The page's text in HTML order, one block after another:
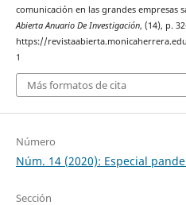
comunicación en las grandes empresas
Abierta Anuario De Investigación, (14), p.
https://
1
Más formatos de cita
Número
Núm. 14 (2020): Especial
Sección